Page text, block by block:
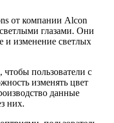
от компании Alcon
глазами. Они
и изменение светлых
пользователи с
изменять цвет
данные
них.